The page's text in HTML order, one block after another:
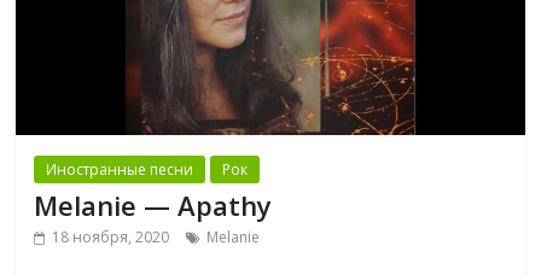
Иностранные песни Рок
Melanie — Apathy
18 ноября, 2020 Melanie